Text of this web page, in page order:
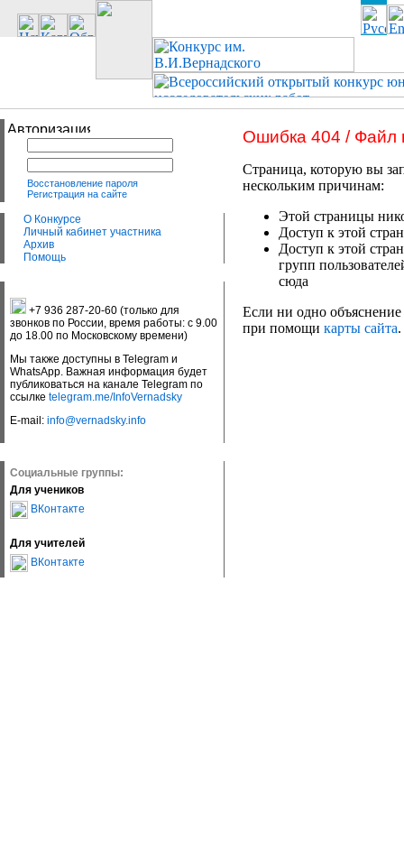
Восстановление пароля
Регистрация на сайте
О Конкурсе
Личный кабинет участника
Архив
Помощь
+7 936 287-20-60 (только для
звонков по России, время работы: с 9.00
до 18.00 по Московскому времени)
Мы также доступны в Telegram и
WhatsApp. Важная информация будет
публиковаться на канале Telegram по
ссылке telegram.me/InfoVernadsky
E-mail: info@vernadsky.info
Социальные группы:
Для учеников
ВКонтакте
Для учителей
ВКонтакте
Ошибка 404 / Файл
Страница, которую вы
нескольким причинам:
Этой страницы
Доступ к этой
Доступ к этой
групп
сюда
Если ни одно объяснение
при помощи карты сайта.